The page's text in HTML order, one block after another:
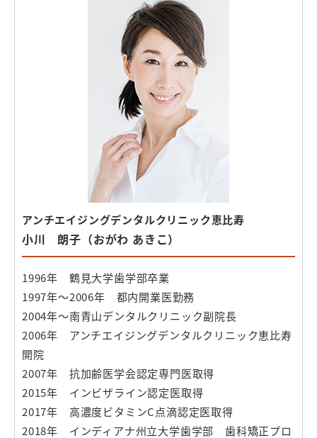
アンチエイジングデンタルクリニック恵比寿
小川 朗子（おがわ あきこ）
1996年 鶴見大学歯学部卒業
1997年〜2006年 都内開業医勤務
2004年〜南青山デンタルクリニック副院長
2006年 アンチエイジングデンタルクリニック恵比寿
開院
2007年 抗加齢医学会認定専門医取得
2015年 インビザライン認定医取得
2017年 高濃度ビタミンC点滴認定医取得
2018年 インディアナ州立大学歯学部 歯科矯正プロ